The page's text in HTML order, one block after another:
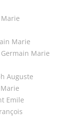
Marie
Marie
Germain Marie
Auguste
Marie
Emile